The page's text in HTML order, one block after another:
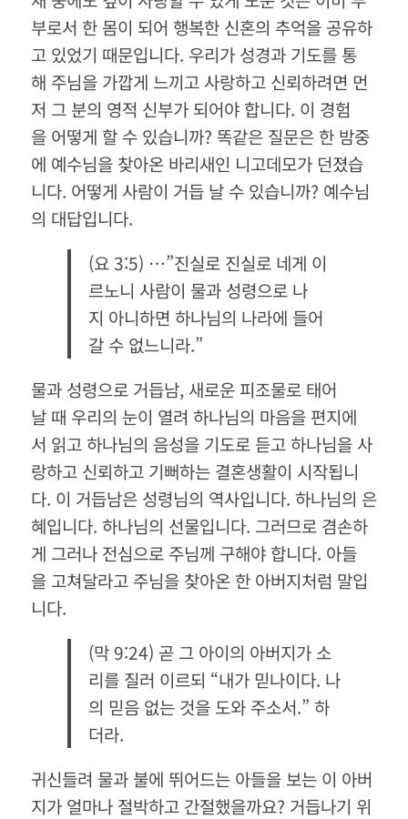
부로서 한 몸이 되어 행복한 신혼의 추억을 공유하
고 있었기 때문입니다. 우리가 성경과 기도를 통
해 주님을 가깝게 느끼고 사랑하고 신뢰하려면 먼
저 그 분의 영적 신부가 되어야 합니다. 이 경험
을 어떻게 할 수 있습니까? 똑같은 질문은 한 밤중
에 예수님을 찾아온 바리새인 니고데모가 던졌습
니다. 어떻게 사람이 거듭 날 수 있습니까? 예수님
의 대답입니다.
(요 3:5) …”진실로 진실로 네게 이
르노니 사람이 물과 성령으로 나
지 아니하면 하나님의 나라에 들어
갈 수 없느니라.”
물과 성령으로 거듭남, 새로운 피조물로 태어
날 때 우리의 눈이 열려 하나님의 마음을 편지에
서 읽고 하나님의 음성을 기도로 듣고 하나님을 사
랑하고 신뢰하고 기뻐하는 결혼생활이 시작됩니
다. 이 거듭남은 성령님의 역사입니다. 하나님의 은
혜입니다. 하나님의 선물입니다. 그러므로 겸손하
게 그러나 전심으로 주님께 구해야 합니다. 아들
을 고쳐달라고 주님을 찾아온 한 아버지처럼 말입
니다.
(막 9:24) 곧 그 아이의 아버지가 소
리를 질러 이르되 “내가 믿나이다. 나
의 믿음 없는 것을 도와 주소서.” 하
더라.
귀신들려 물과 불에 뛰어드는 아들을 보는 이 아버
지가 얼마나 절박하고 간절했을까요? 거듭나기 위